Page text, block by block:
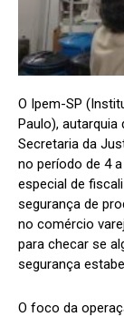
O Ipem-SP
Paulo), autarquia
Secretaria da
no período de 4
especial de
segurança de
no comércio
para checar se
segurança
O foco da